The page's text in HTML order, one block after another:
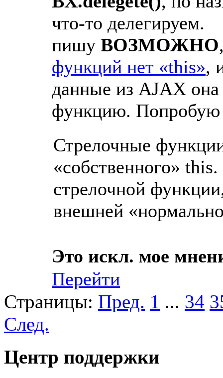
что-то делегируем.
пишу ВОЗМОЖНО
функций нет «this»,
данные из AJAX
функцию. Попробую
Стрелочные
«собственного»
стрелочной
внешней
Это искл. мое
Перейти
Страницы: Пред. 1 ... 34
След.
Центр поддержки